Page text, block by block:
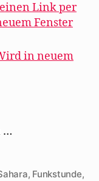
Link per
Fenster
in neuem
…
, Funkstunde,